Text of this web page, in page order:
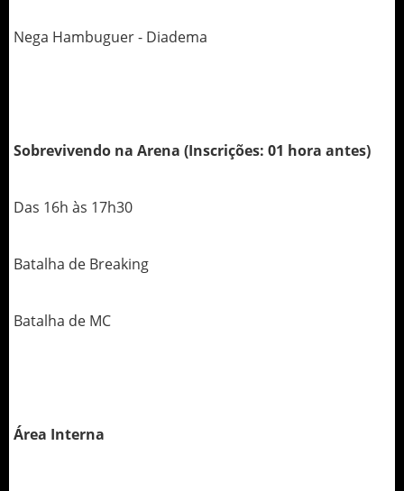
Nega Hambuguer - Diadema
Sobrevivendo na Arena (Inscrições: 01 hora antes)
Das 16h às 17h30
Batalha de Breaking
Batalha de MC
Área Interna